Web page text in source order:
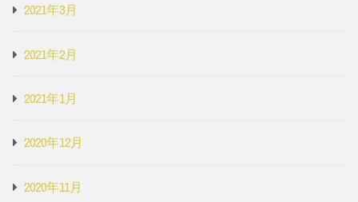
2021年3月
2021年2月
2021年1月
2020年12月
2020年11月